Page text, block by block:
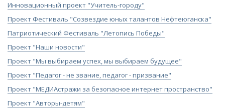
​Инновационный проект "Учитель-городу"
Проект Фестиваль "Созвездие юных талантов Нефтеюганска"
Патриотический Фестиваль "Летопись Победы"
Проект "Наши новости"
Проект "Мы выбираем успех, мы выбираем будущее"
Проект "Педагог - не звание, педагог - призвание"
Проект "МЕДИАстражи за безопасное интернет пространство"
Проект "Авторы-детям"